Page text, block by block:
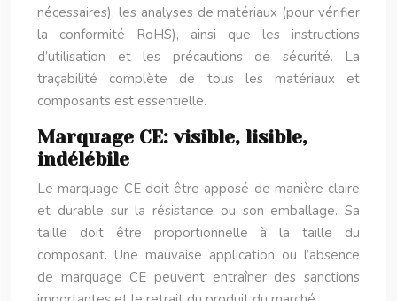
nécessaires), les analyses de matériaux (pour vérifier
la conformité RoHS), ainsi que les instructions
d’utilisation et les précautions de sécurité. La
traçabilité complète de tous les matériaux et
composants est essentielle.
Marquage CE: visible, lisible,
indélébile
Le marquage CE doit être apposé de manière claire
et durable sur la résistance ou son emballage. Sa
taille doit être proportionnelle à la taille du
composant. Une mauvaise application ou l’absence
de marquage CE peuvent entraîner des sanctions